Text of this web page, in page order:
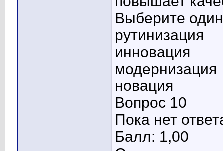
Выберите
рутинизация
инновация
модернизация
новация
Вопрос 10
Пока нет
Балл: 1,00